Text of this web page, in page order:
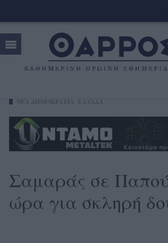
Σαμαράς σε
ώρα για σκληρή